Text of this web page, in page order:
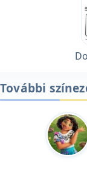
További